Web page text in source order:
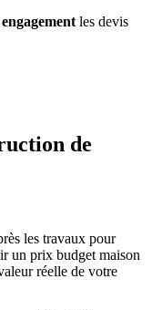
engagement les devis
de
les travaux pour
un prix budget maison
réelle de votre